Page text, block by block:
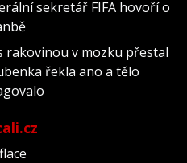
sekretář FIFA hovoří o
rakovinou v mozku přestal
řekla ano a tělo